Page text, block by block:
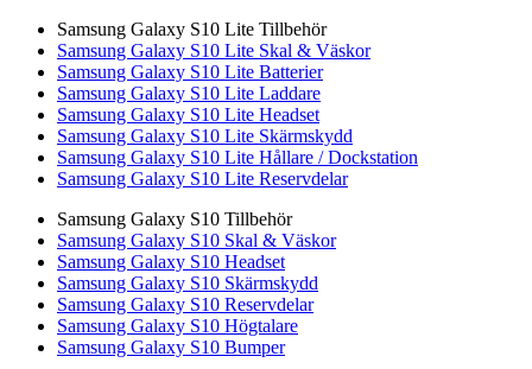
Samsung Galaxy S10 Lite Tillbehör
Samsung Galaxy S10 Lite Skal & Väskor
Samsung Galaxy S10 Lite Batterier
Samsung Galaxy S10 Lite Laddare
Samsung Galaxy S10 Lite Headset
Samsung Galaxy S10 Lite Skärmskydd
Samsung Galaxy S10 Lite Hållare / Dockstation
Samsung Galaxy S10 Lite Reservdelar
Samsung Galaxy S10 Tillbehör
Samsung Galaxy S10 Skal & Väskor
Samsung Galaxy S10 Headset
Samsung Galaxy S10 Skärmskydd
Samsung Galaxy S10 Reservdelar
Samsung Galaxy S10 Högtalare
Samsung Galaxy S10 Bumper